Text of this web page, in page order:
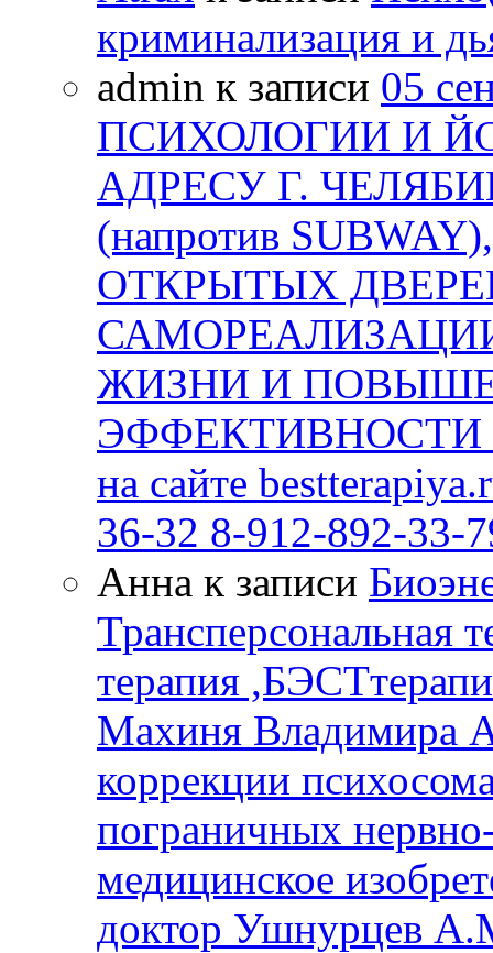
криминализация и
admin к записи 05
ПСИХОЛОГИИ И
АДРЕСУ Г.
(напротив
ОТКРЫТЫХ
ЖИЗНИ И
ЭФФЕКТИВНОСТИ
на сайте
36-32 8-912-892-33-
Анна к записи
Трансперсональная
терапия
Махиня Владимира
коррекции
пограничных
медицинское
доктор Ушнурцев